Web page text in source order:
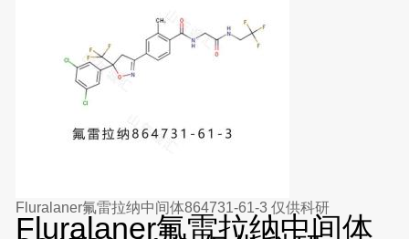
Fluralaner氟雷拉纳中间体864731-61-3 仅供科研
Fluralaner氟雷拉纳中间体